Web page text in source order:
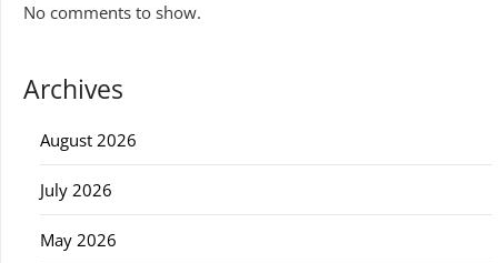
No comments to show.
Archives
August 2026
July 2026
May 2026